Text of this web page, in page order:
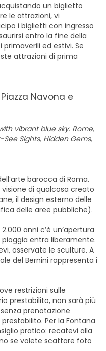
un biglietto
le attrazioni, vi
i biglietti con ingresso
entro la fine della
ed estivi. Se
attrazioni di prima
Navona e
barocca di Roma.
di qualcosa creato
il design esterno delle
delle aree pubbliche).
anni c’è un’apertura
entra liberamente.
osservate le sculture. A
del Bernini rappresenta i
restrizioni sulle
prestabilito, non sarà più
prenotazione
Per la Fontana
pratico: recatevi alla
se volete scattare foto